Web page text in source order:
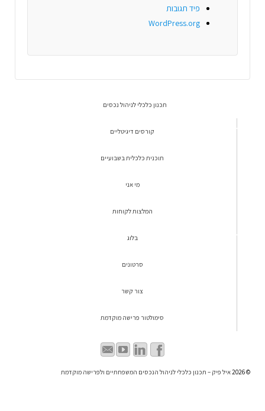
פיד תגובות
WordPress.org
תכנון כלכלי לניהול נכסים
קורסים דיגיטליים
תוכנית כלכלית בשבועיים
מי אני
המלצות לקוחות
בלוג
סרטונים
צור קשר
סימולטור פרישה מוקדמת
© 2026 איל פיק – תכנון כלכלי לניהול הנכסים המשפחתיים ולפרישה מוקדמת